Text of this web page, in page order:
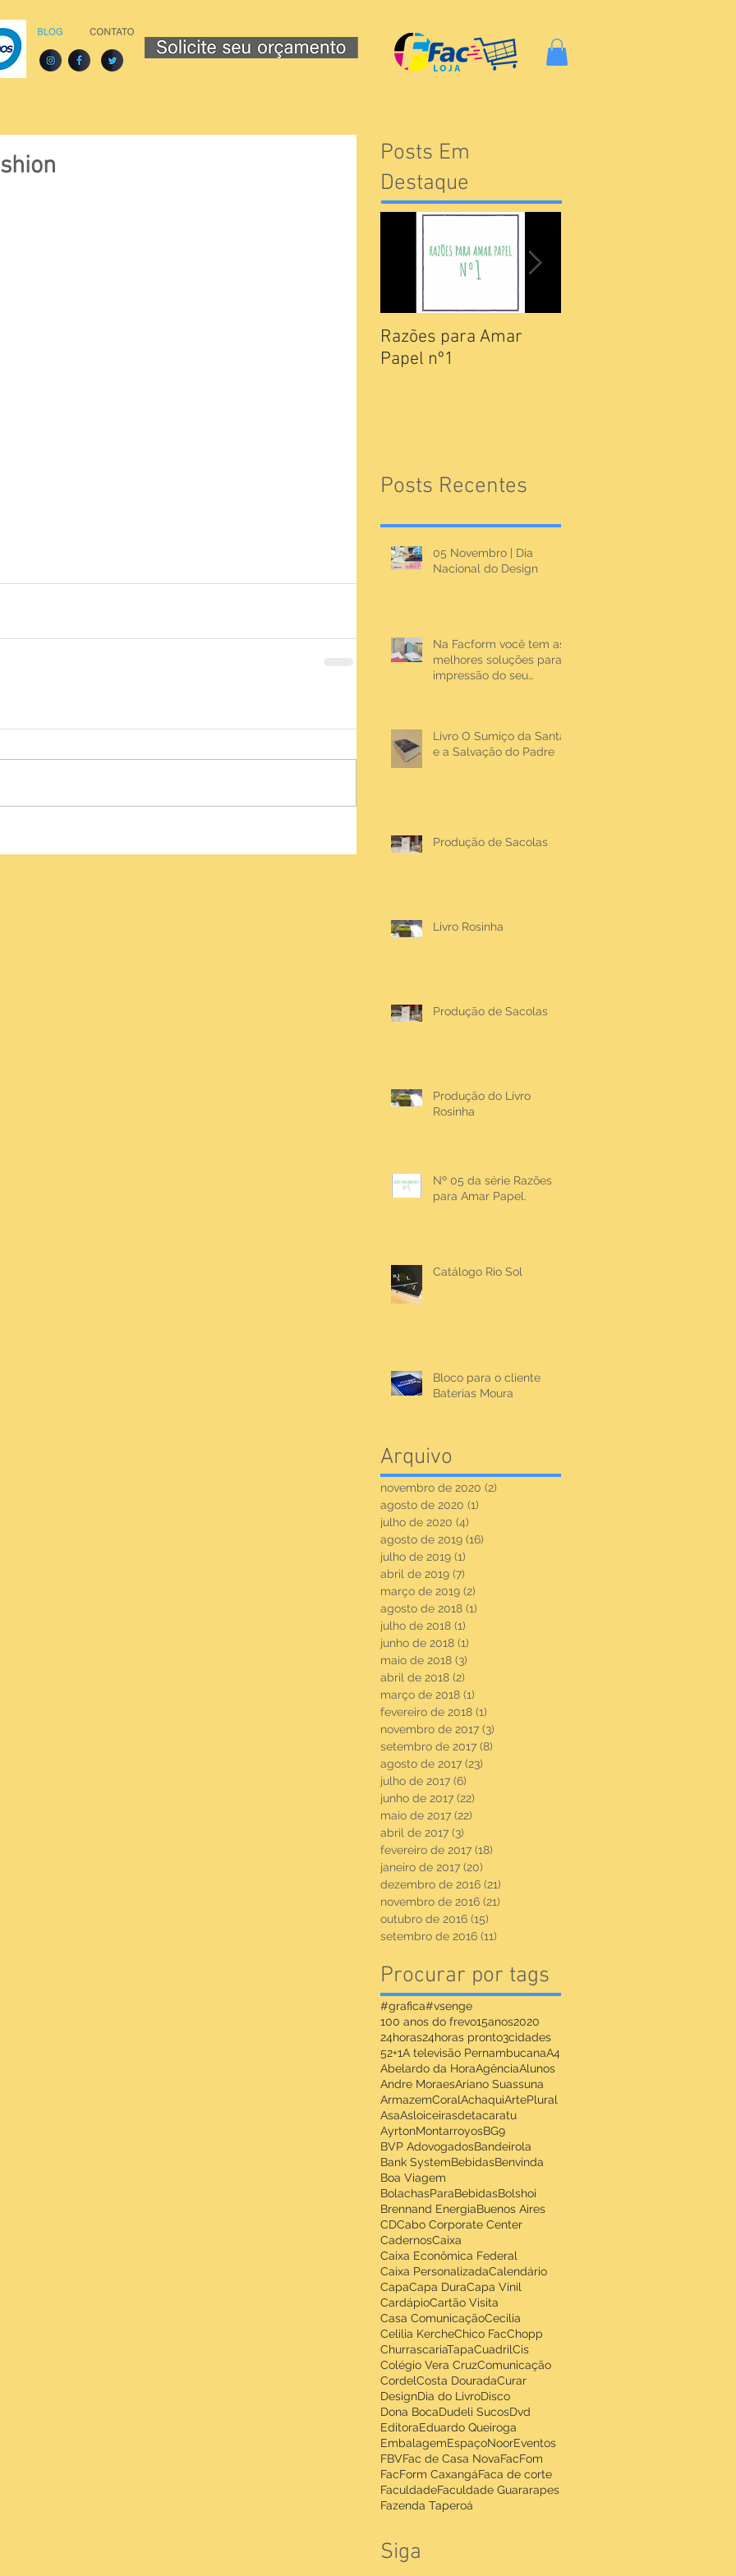
Posts Em
Destaque
Razões para Amar
Papel nº1
Posts Recentes
05 Novembro | Dia
Nacional do Design
Na Facform você tem as
melhores soluções para
impressão do seu
Livro O Sumiço da Santa
e a Salvação do Padre
Produção de Sacolas
Livro Rosinha
Produção de Sacolas
Produção do Livro
Rosinha
Nº 05 da série Razões
para Amar Papel.
Catálogo Rio Sol
Bloco para o cliente
Baterias Moura
Arquivo
novembro de 2020 (2)
agosto de 2020 (1)
julho de 2020 (4)
agosto de 2019 (16)
julho de 2019 (1)
abril de 2019 (7)
março de 2019 (2)
agosto de 2018 (1)
julho de 2018 (1)
junho de 2018 (1)
maio de 2018 (3)
abril de 2018 (2)
março de 2018 (1)
fevereiro de 2018 (1)
novembro de 2017 (3)
setembro de 2017 (8)
agosto de 2017 (23)
julho de 2017 (6)
junho de 2017 (22)
maio de 2017 (22)
abril de 2017 (3)
fevereiro de 2017 (18)
janeiro de 2017 (20)
dezembro de 2016 (21)
novembro de 2016 (21)
outubro de 2016 (15)
setembro de 2016 (11)
Procurar por tags
#grafica#vsenge
100 anos do frevo15anos2020
24horas24horas pronto3cidades
52+1A televisão PernambucanaA4
Abelardo da HoraAgênciaAlunos
Andre MoraesAriano Suassuna
ArmazemCoralAchaquiArtePlural
AsaAsloiceirasdetacaratu
AyrtonMontarroyosBG9
BVP AdovogadosBandeirola
Bank SystemBebidasBenvinda
Boa Viagem
BolachasParaBebidasBolshoi
Brennand EnergiaBuenos Aires
CDCabo Corporate Center
CadernosCaixa
Caixa Econômica Federal
Caixa PersonalizadaCalendário
CapaCapa DuraCapa Vinil
CardápioCartão Visita
Casa ComunicaçãoCecilia
Celilia KercheChico FacChopp
ChurrascariaTapaCuadrilCis
Colégio Vera CruzComunicação
CordelCosta DouradaCurar
DesignDia do LivroDisco
Dona BocaDudeli SucosDvd
EditoraEduardo Queiroga
EmbalagemEspaçoNoorEventos
FBVFac de Casa NovaFacFom
FacForm CaxangáFaca de corte
FaculdadeFaculdade Guararapes
Fazenda Taperoá
Siga